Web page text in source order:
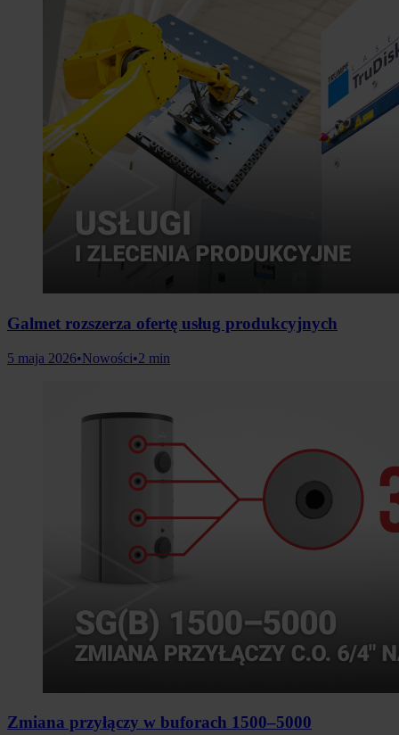
Galmet rozszerza ofertę usług produkcyjnych
5 maja 2026•Nowości•2 min
Zmiana przyłączy w buforach 1500–5000